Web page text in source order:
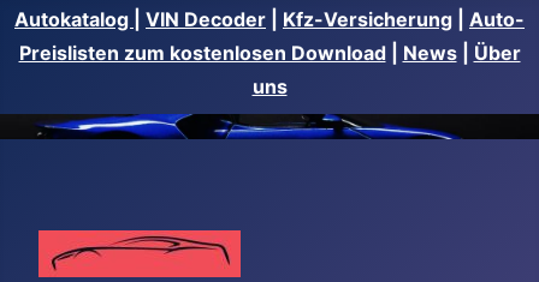
Autokatalog VIN Decoder Kfz-Versicherung
Auto-
Preislisten zum kostenlosen Download| News| Über
uns